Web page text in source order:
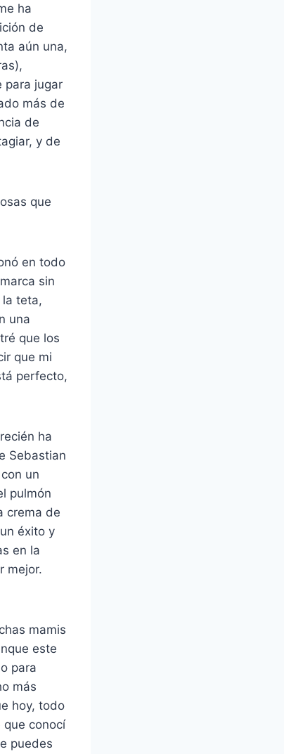
ha
de
aún una,
para jugar
más de
de
y de
que
en todo
sin
la teta,
una
que los
que mi
perfecto,
ha
Sebastian
un
pulmón
crema de
éxito y
en la
mejor.
mamis
este
para
más
hoy, todo
que conocí
puedes